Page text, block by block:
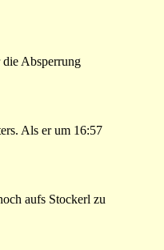
die Absperrung
Als er um 16:57
aufs Stockerl zu